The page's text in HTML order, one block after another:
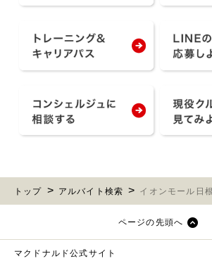
トップ アルバイト検索 イオンモール日
ページの先頭へ
マクドナルド公式サイト